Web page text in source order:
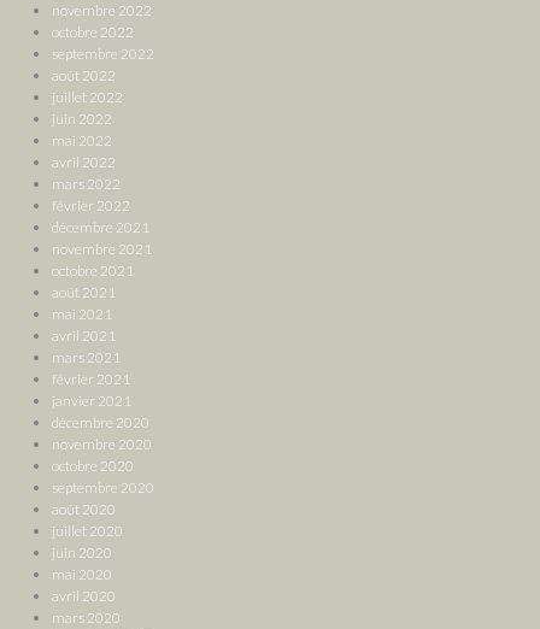
novembre 2022
octobre 2022
septembre 2022
août 2022
juillet 2022
juin 2022
mai 2022
avril 2022
mars 2022
février 2022
décembre 2021
novembre 2021
octobre 2021
août 2021
mai 2021
avril 2021
mars 2021
février 2021
janvier 2021
décembre 2020
novembre 2020
octobre 2020
septembre 2020
août 2020
juillet 2020
juin 2020
mai 2020
avril 2020
mars 2020